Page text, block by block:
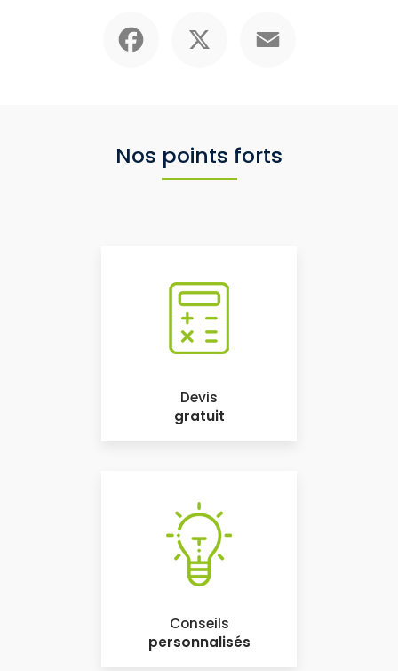
Nos points forts
Devis
gratuit
Conseils
personnalisés